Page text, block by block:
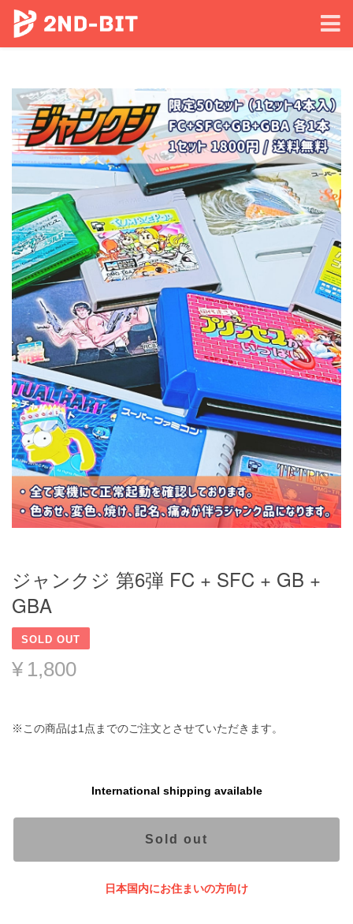
ジャンクジ 第6弾 FC + SFC + GB +
GBA
SOLD OUT
¥1,800
※この商品は1点までのご注文とさせていただきます。
International shipping available
Sold out
日本国内にお住まいの方向け